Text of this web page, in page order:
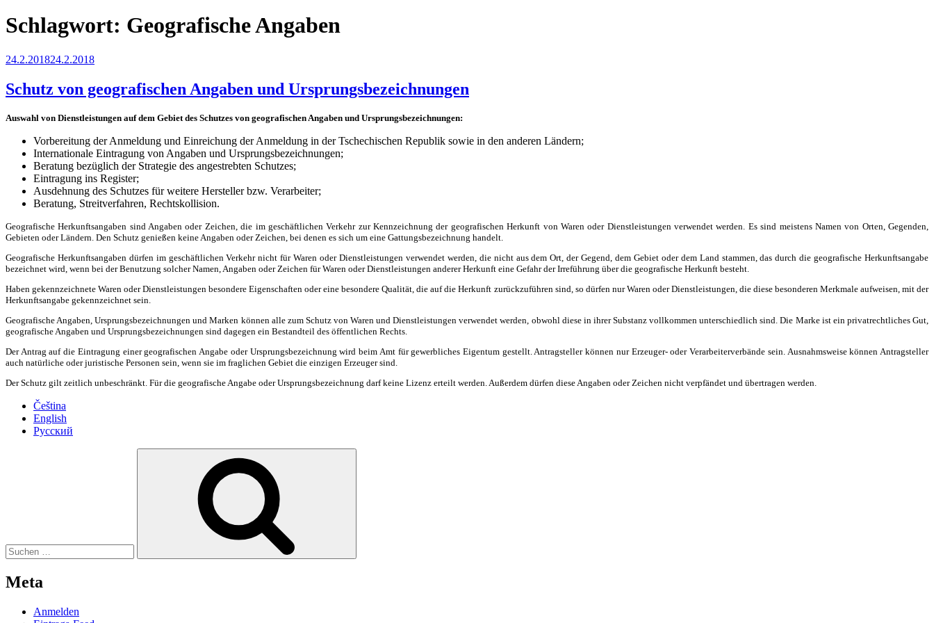
Schlagwort: Geografische Angaben
Veröffentlicht
24.2.201824.2.2018
Schutz von geografischen Angaben und Ursprungsbezeichnungen
Auswahl von Dienstleistungen auf dem Gebiet des Schutzes von geografischen Angaben und Ursprungsbezeichnungen:
Vorbereitung der Anmeldung und Einreichung der Anmeldung in der Tschechischen Republik sowie in den anderen Ländern;
Internationale Eintragung von Angaben und Ursprungsbezeichnungen;
Beratung bezüglich der Strategie des angestrebten Schutzes;
Eintragung ins Register;
Ausdehnung des Schutzes für weitere Hersteller bzw. Verarbeiter;
Beratung, Streitverfahren, Rechtskollision.
Geografische Herkunftsangaben sind Angaben oder Zeichen, die im geschäftlichen Verkehr zur Kennzeichnung der geografischen Herkunft von Waren oder Dienstleistungen verwendet werden. Es sind meistens Namen von Orten, Gegenden,
Gebieten oder Ländern. Den Schutz genießen keine Angaben oder Zeichen, bei denen es sich um eine Gattungsbezeichnung handelt.
Geografische Herkunftsangaben dürfen im geschäftlichen Verkehr nicht für Waren oder Dienstleistungen verwendet werden, die nicht aus dem Ort, der Gegend, dem Gebiet oder dem Land stammen, das durch die geografische Herkunftsangabe
bezeichnet wird, wenn bei der Benutzung solcher Namen, Angaben oder Zeichen für Waren oder Dienstleistungen anderer Herkunft eine Gefahr der Irreführung über die geografische Herkunft besteht.
Haben gekennzeichnete Waren oder Dienstleistungen besondere Eigenschaften oder eine besondere Qualität, die auf die Herkunft zurückzuführen sind, so dürfen nur Waren oder Dienstleistungen, die diese besonderen Merkmale aufweisen, mit der
Herkunftsangabe gekennzeichnet sein.
Geografische Angaben, Ursprungsbezeichnungen und Marken können alle zum Schutz von Waren und Dienstleistungen verwendet werden, obwohl diese in ihrer Substanz vollkommen unterschiedlich sind. Die Marke ist ein privatrechtliches Gut,
geografische Angaben und Ursprungsbezeichnungen sind dagegen ein Bestandteil des öffentlichen Rechts.
Der Antrag auf die Eintragung einer geografischen Angabe oder Ursprungsbezeichnung wird beim Amt für gewerbliches Eigentum gestellt. Antragsteller können nur Erzeuger- oder Verarbeiterverbände sein. Ausnahmsweise können Antragsteller
auch natürliche oder juristische Personen sein, wenn sie im fraglichen Gebiet die einzigen Erzeuger sind.
Der Schutz gilt zeitlich unbeschränkt. Für die geografische Angabe oder Ursprungsbezeichnung darf keine Lizenz erteilt werden. Außerdem dürfen diese Angaben oder Zeichen nicht verpfändet und übertragen werden.
Čeština
English
Русский
Meta
Anmelden